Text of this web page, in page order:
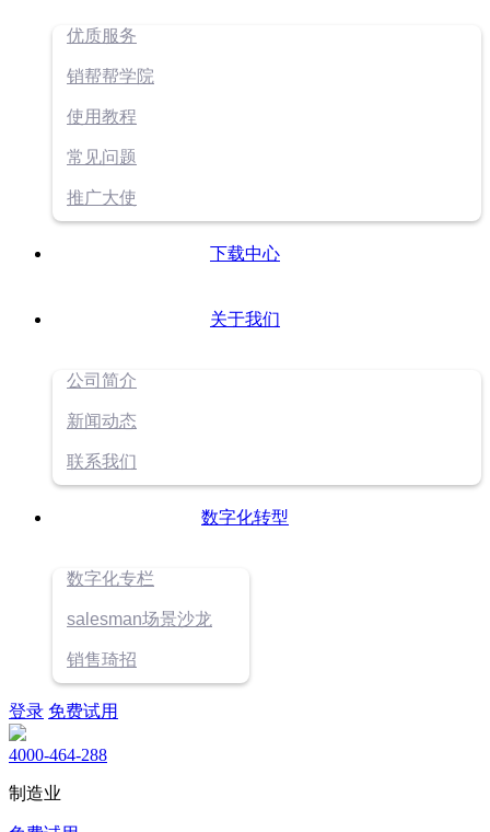
优质服务
销帮帮学院
使用教程
常见问题
推广大使
下载中心
关于我们
公司简介
新闻动态
联系我们
数字化转型
数字化专栏
salesman场景沙龙
销售琦招
登录 免费试用
4000-464-288
制造业